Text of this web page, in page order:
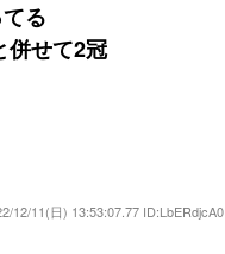
る
併せて2冠
12/11(日) 13:53:07.77 ID:LbERdjcA0